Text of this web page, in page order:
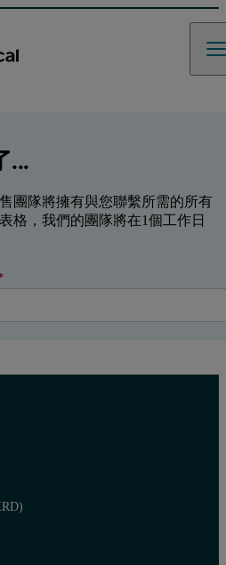
...
團隊將擁有與您聯繫所需的所有
格，我們的團隊將在1個工作日